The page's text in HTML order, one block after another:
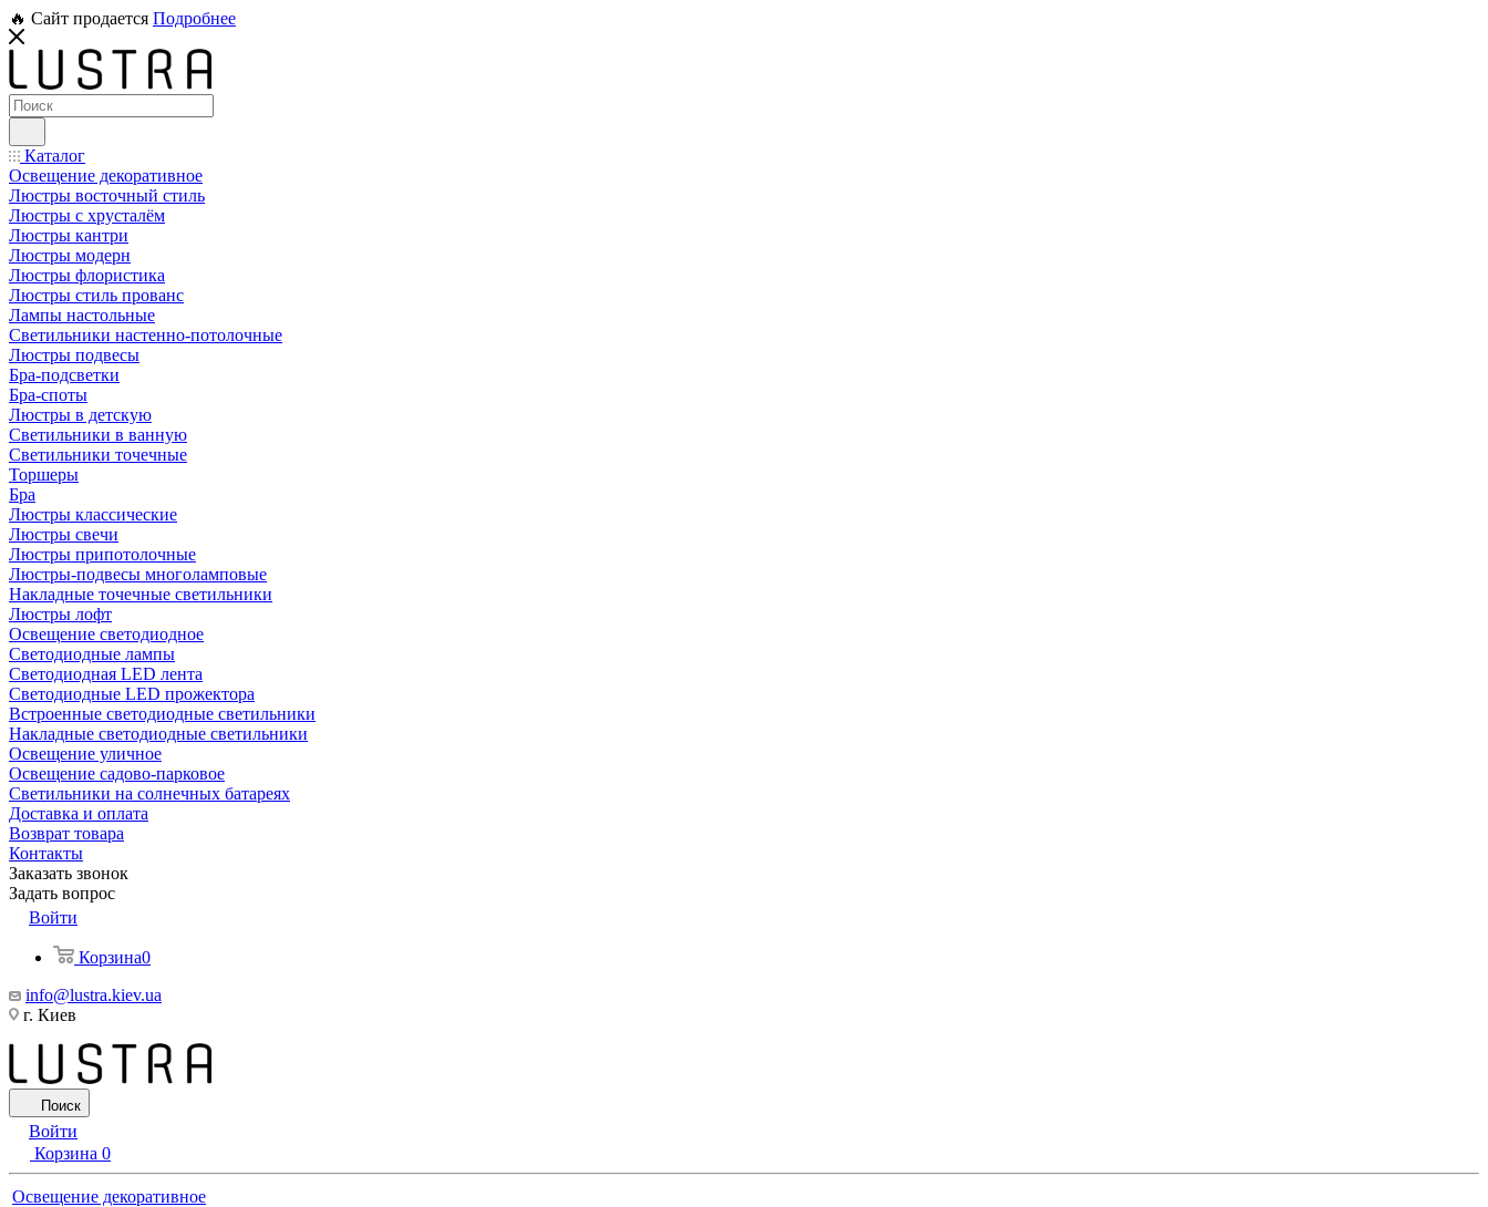
🔥 Сайт продается Подробнее
Каталог
Освещение декоративное
Люстры восточный стиль
Люстры с хрусталём
Люстры кантри
Люстры модерн
Люстры флористика
Люстры стиль прованс
Лампы настольные
Светильники настенно-потолочные
Люстры подвесы
Бра-подсветки
Бра-споты
Люстры в детскую
Светильники в ванную
Светильники точечные
Торшеры
Бра
Люстры классические
Люстры свечи
Люстры припотолочные
Люстры-подвесы многоламповые
Накладные точечные светильники
Люстры лофт
Освещение светодиодное
Светодиодные лампы
Светодиодная LED лента
Светодиодные LED прожектора
Встроенные светодиодные светильники
Накладные светодиодные светильники
Освещение уличное
Освещение садово-парковое
Светильники на солнечных батареях
Доставка и оплата
Возврат товара
Контакты
Заказать звонок
Задать вопрос
Войти
Корзина0
info@lustra.kiev.ua
г. Киев
Поиск
Войти
Корзина 0
Освещение декоративное